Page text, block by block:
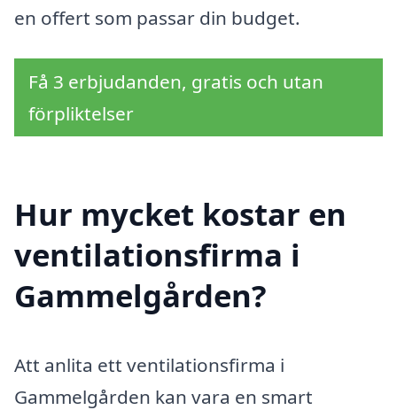
en offert som passar din budget.
Få 3 erbjudanden, gratis och utan
förpliktelser
Hur mycket kostar en
ventilationsfirma i
Gammelgården?
Att anlita ett ventilationsfirma i
Gammelgården kan vara en smart